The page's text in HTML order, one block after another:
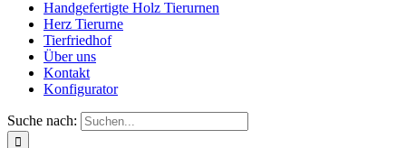
Handgefertigte Holz Tierurnen
Herz Tierurne
Tierfriedhof
Über uns
Kontakt
Konfigurator
Suche nach: